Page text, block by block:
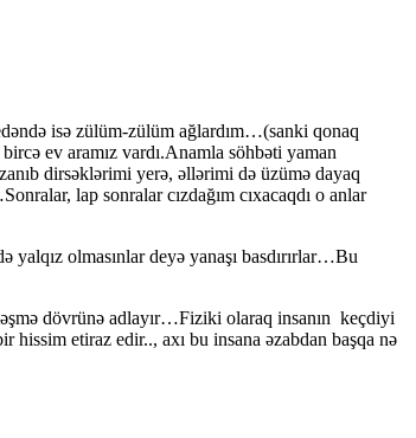
isə zülüm-zülüm ağlardım…(sanki qonaq
ev aramız vardı.Anamla söhbəti yaman
dirsəklərimi yerə, əllərimi də üzümə dayaq
lap sonralar cızdağım cıxacaqdı o anlar
olmasınlar deyə yanaşı basdırırlar…Bu
dövrünə adlayır…Fiziki olaraq insanın keçdiyi
etiraz edir.., axı bu insana əzabdan başqa nə